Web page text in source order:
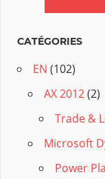
CATÉGORIES
EN (102)
AX 2012(2)
Trade &
Microsoft
Power